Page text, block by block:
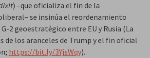
) –que oficializa el fin de la
se insinúa el reordenamiento
2 geoestratégico entre EU y Rusia (La
de los aranceles de Trump y el fin oficial
; https://bit.ly/3YjsWqy).